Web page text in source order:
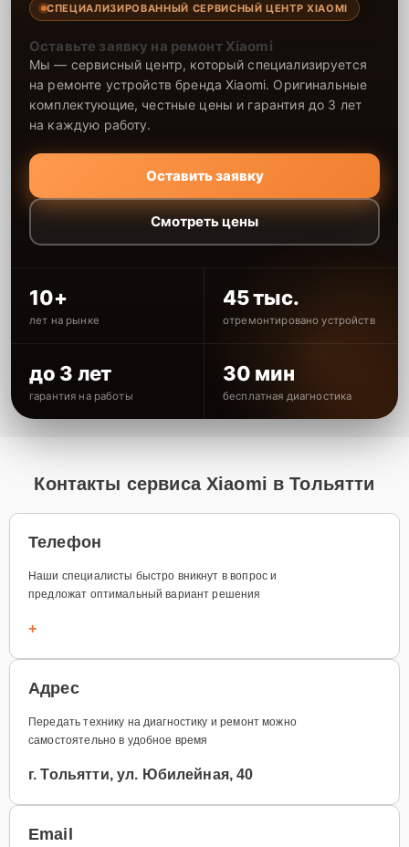
СПЕЦИАЛИЗИРОВАННЫЙ СЕРВИСНЫЙ ЦЕНТР XIAOMI
Оставьте заявку на ремонт Xiaomi
Мы — сервисный центр, который специализируется
на ремонте устройств бренда Xiaomi. Оригинальные
комплектующие, честные цены и гарантия до 3 лет
на каждую работу.
Оставить заявку
Смотреть цены
10+
лет на рынке
45 тыс.
отремонтировано устройств
до 3 лет
гарантия на работы
30 мин
бесплатная диагностика
Контакты сервиса Xiaomi в Тольятти
Телефон
Наши специалисты быстро вникнут в вопрос и
предложат оптимальный вариант решения
+
Адрес
Передать технику на диагностику и ремонт можно
самостоятельно в удобное время
г. Тольятти, ул. Юбилейная, 40
Email